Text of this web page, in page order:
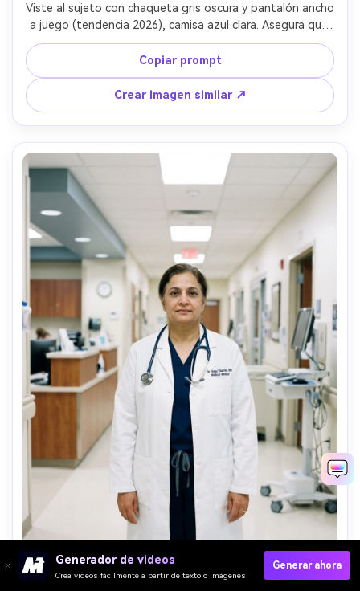
Viste al sujeto con chaqueta gris oscura y pantalón ancho
a juego (tendencia 2026), camisa azul clara. Asegura que
el rostro se preserve con expresión profesional. Fondo:
Sala de reuniones o lobby corporativo con luz profesional
equilibrada.
Copiar prompt
Crear imagen similar ↗
Generador de videos
Crea videos fácilmente a partir de texto o imágenes
Generar ahora